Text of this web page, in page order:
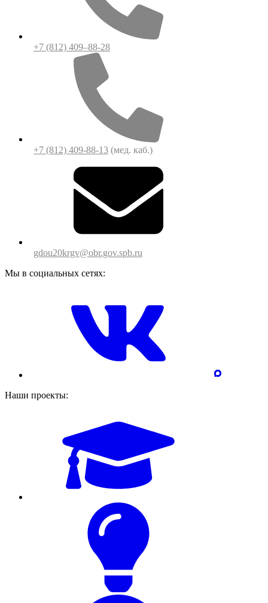
+7 (812) 409–88-28
+7 (812) 409-88-13 (мед. каб.)
gdou20krgv@obr.gov.spb.ru
Мы в социальных сетях:
Наши проекты: